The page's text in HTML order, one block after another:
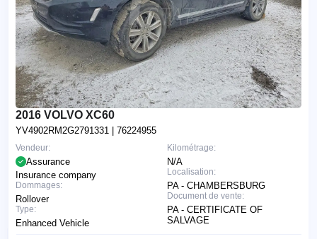
2016 VOLVO XC60
YV4902RM2G2791331 | 76224955
Kilométrage:
N/A
Localisation:
PA - CHAMBERSBURG
Document de vente:
PA - CERTIFICATE OF
SALVAGE
Vendeur:
Assurance
Insurance company
Dommages:
Rollover
Type:
Enhanced Vehicle